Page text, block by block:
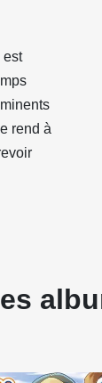
est
rend à